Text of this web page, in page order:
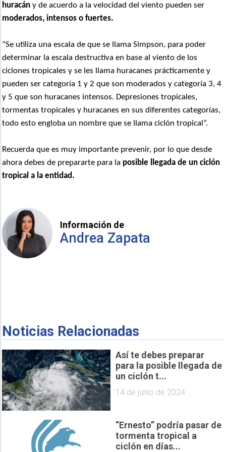
huracán y de acuerdo a la velocidad del viento pueden ser
moderados, intensos o fuertes.
“Se utiliza una escala de que se llama Simpson, para poder
determinar la escala destructiva en base al viento de los
ciclones tropicales y se les llama huracanes prácticamente y
pueden ser categoría 1 y 2 que son moderados y categoría 3, 4
y 5 que son huracanes intensos. Depresiones tropicales,
tormentas tropicales y huracanes en sus diferentes categorías,
todo esto engloba un nombre que se llama ciclón tropical”.
Recuerda que es muy importante prevenir, por lo que desde
ahora debes de prepararte para la posible llegada de un ciclón
tropical a la entidad.
Información de
Andrea Zapata
Noticias Relacionadas
Así te debes preparar
para la posible llegada de
un ciclón t...
14 de junio de 2024
“Ernesto” podría pasar de
tormenta tropical a
ciclón en días...